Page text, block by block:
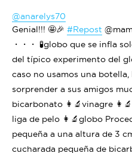
@anarelys70
Genial!!! 🤩🎉 #Repost
・・・ 🧪globo que se infla
del típico experimento del
caso no usamos una
sorprender a sus amigos
bicarbonato 👩‍🔬vinagre
liga de pelo 👩‍🔬globo
pequeña a una altura de 3
cucharada pequeña de